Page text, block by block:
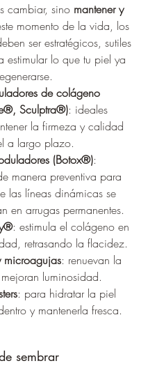
cambiar, sino mantener y
momento de la vida, los
ser estratégicos, sutiles
estimular lo que tu piel ya
de colágeno
Sculptra®): ideales
la firmeza y calidad
a largo plazo.
(Botox®):
manera preventiva para
las líneas dinámicas se
en arrugas permanentes.
: estimula el colágeno en
retrasando la flacidez.
microagujas: renuevan la
luminosidad.
: para hidratar la piel
y mantenerla fresca.
sembrar